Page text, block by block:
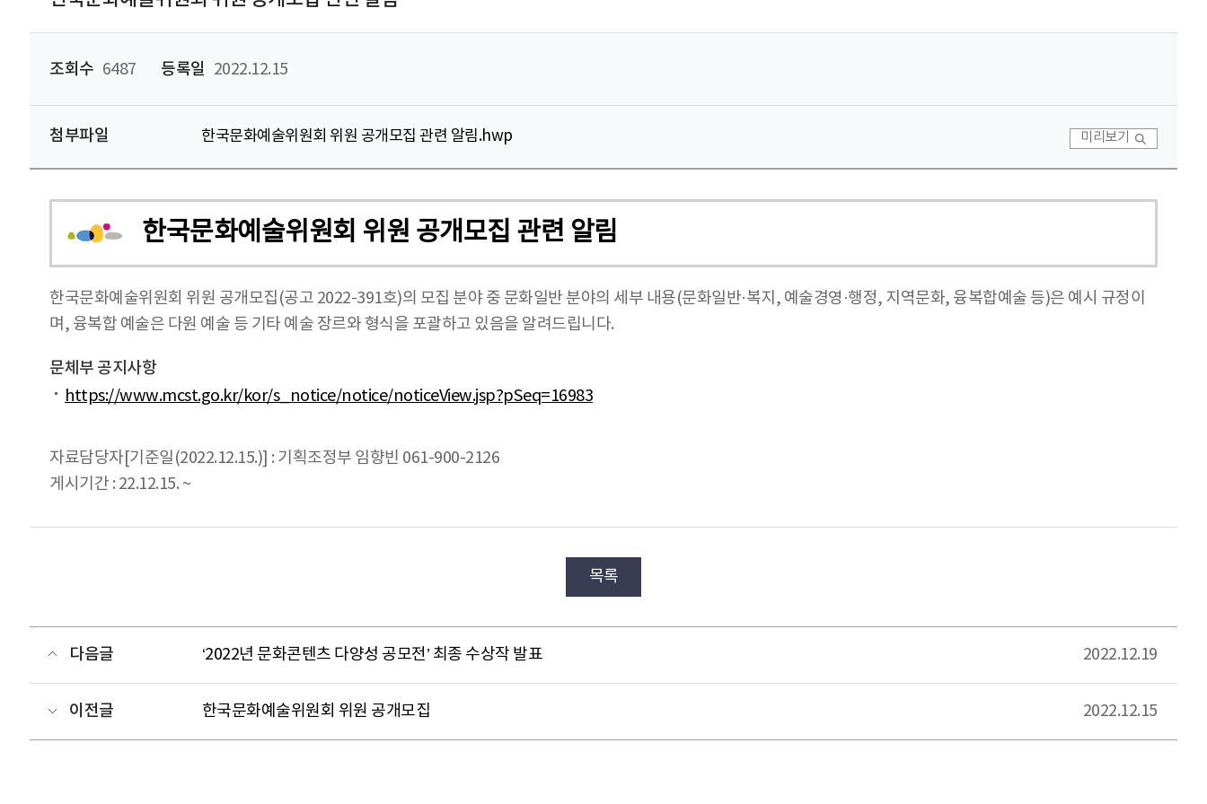
조회수 6487 등록일 2022.12.15
첨부파일 한국문화예술위원회 위원 공개모집 관련 알림.hwp 미리보기
한국문화예술위원회 위원 공개모집 관련 알림
한국문화예술위원회 위원 공개모집(공고 2022-391호)의 모집 분야 중 문화일반 분야의 세부 내용(문화일반·복지, 예술경영·행정, 지역문화, 융복합예술 등)은 예시 규정이
며, 융복합 예술은 다원 예술 등 기타 예술 장르와 형식을 포괄하고 있음을 알려드립니다.
문체부 공지사항
https://www.mcst.go.kr/kor/s_notice/notice/noticeView.jsp?pSeq=16983
자료담당자[기준일(2022.12.15.)] : 기획조정부 임향빈 061-900-2126
게시기간 : 22.12.15. ~
목록
다음글 ‘2022년 문화콘텐츠 다양성 공모전’ 최종 수상작 발표 2022.12.19
이전글 한국문화예술위원회 위원 공개모집 2022.12.15